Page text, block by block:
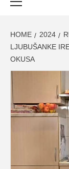
HOME 2024
LJUBUŠANKE
OKUSA